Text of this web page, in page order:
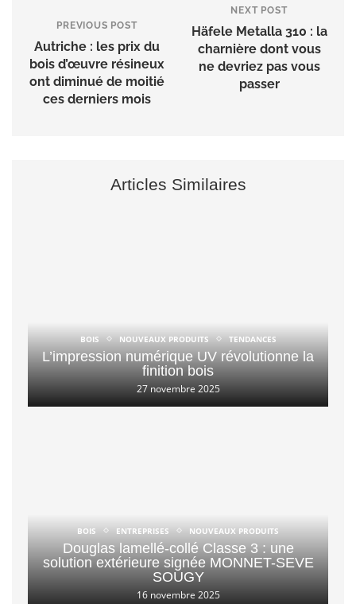
PREVIOUS POST
Autriche : les prix du
bois d’œuvre résineux
ont diminué de moitié
ces derniers mois
NEXT POST
Häfele Metalla 310 : la
charnière dont vous
ne devriez pas vous
passer
Articles Similaires
BOIS NOUVEAUX PRODUITS TENDANCES
L’impression numérique UV révolutionne la
finition bois
27 novembre 2025
BOIS ENTREPRISES NOUVEAUX PRODUITS
Douglas lamellé-collé Classe 3 : une
solution extérieure signée MONNET-SEVE
SOUGY
16 novembre 2025